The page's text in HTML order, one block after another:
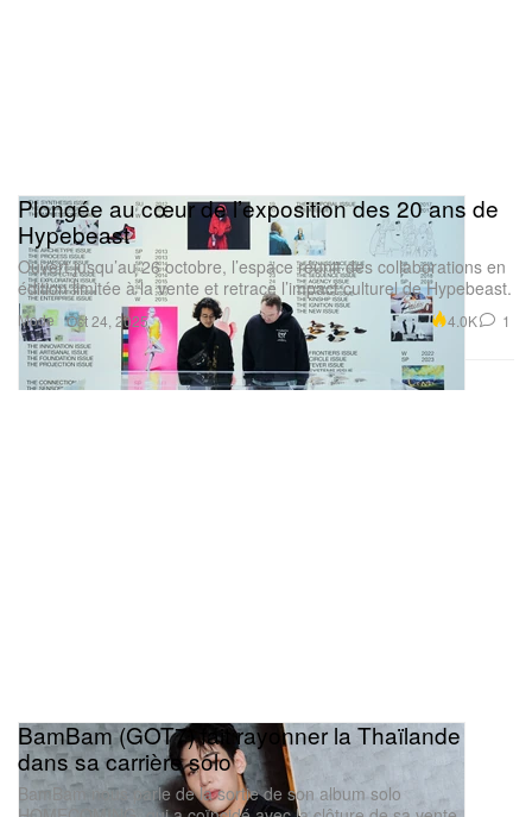
Mode
Plongée au cœur de l’exposition des 20 ans de
Hypebeast
Ouvert jusqu’au 26 octobre, l’espace réunit des collaborations en
édition limitée à la vente et retrace l’impact culturel de Hypebeast.
Oct 24, 2025 4.0K 1
BamBam (GOT7) fait rayonner la Thaïlande
dans sa carrière solo
BamBam nous parle de la sortie de son album solo